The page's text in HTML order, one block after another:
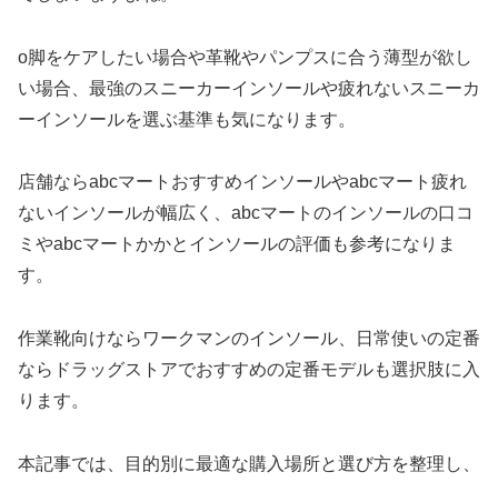
o脚をケアしたい場合や革靴やパンプスに合う薄型が欲し
い場合、最強のスニーカーインソールや疲れないスニーカ
ーインソールを選ぶ基準も気になります。
店舗ならabcマートおすすめインソールやabcマート疲れ
ないインソールが幅広く、abcマートのインソールの口コ
ミやabcマートかかとインソールの評価も参考になりま
す。
作業靴向けならワークマンのインソール、日常使いの定番
ならドラッグストアでおすすめの定番モデルも選択肢に入
ります。
本記事では、目的別に最適な購入場所と選び方を整理し、